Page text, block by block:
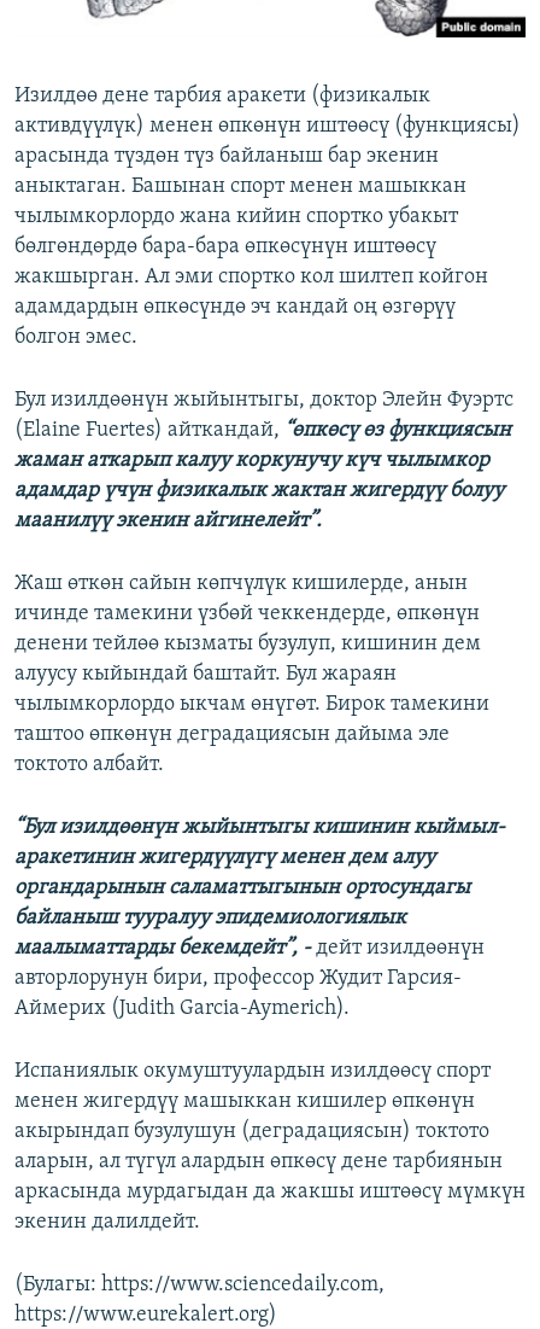
Изилдөө дене тарбия аракети (физикалык
активдүүлүк) менен өпкөнүн иштөөсү (функциясы)
арасында түздөн түз байланыш бар экенин
аныктаган. Башынан спорт менен машыккан
чылымкорлордо жана кийин спортко убакыт
бөлгөндөрдө бара-бара өпкөсүнүн иштөөсү
жакшырган. Ал эми спортко кол шилтеп койгон
адамдардын өпкөсүндө эч кандай оң өзгөрүү
болгон эмес.
Бул изилдөөнүн жыйынтыгы, доктор Элейн Фуэртс
(Elaine Fuertes) айткандай, “өпкөсү өз функциясын
жаман аткарып калуу коркунучу күч чылымкор
адамдар үчүн физикалык жактан жигердүү болуу
маанилүү экенин айгинелейт”.
Жаш өткөн сайын көпчүлүк кишилерде, анын
ичинде тамекини үзбөй чеккендерде, өпкөнүн
денени тейлөө кызматы бузулуп, кишинин дем
алуусу кыйындай баштайт. Бул жараян
чылымкорлордо ыкчам өнүгөт. Бирок тамекини
таштоо өпкөнүн деградациясын дайыма эле
токтото албайт.
“Бул изилдөөнүн жыйынтыгы кишинин кыймыл-
аракетинин жигердүүлүгү менен дем алуу
органдарынын саламаттыгынын ортосундагы
байланыш тууралуу эпидемиологиялык
маалыматтарды бекемдейт”, -дейт изилдөөнүн
авторлорунун бири, профессор Жудит Гарсия-
Аймерих (Judith Garcia-Aymerich).
Испаниялык окумуштуулардын изилдөөсү спорт
менен жигердүү машыккан кишилер өпкөнүн
акырындап бузулушун (деградациясын) токтото
аларын, ал түгүл алардын өпкөсү дене тарбиянын
аркасында мурдагыдан да жакшы иштөөсү мүмкүн
экенин далилдейт.
(Булагы: https://www.sciencedaily.com,
https://www.eurekalert.org)